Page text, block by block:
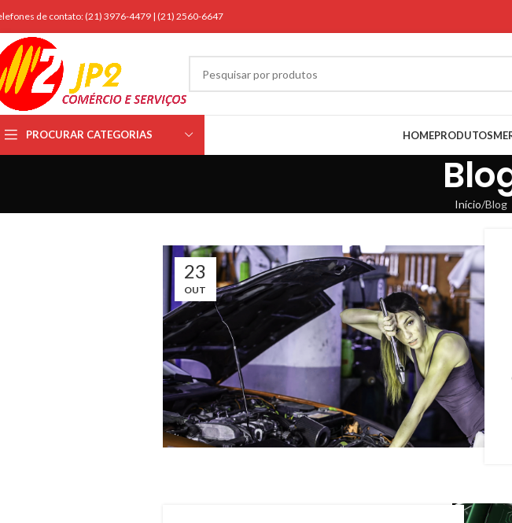
de contato: (21) 3976-4479 | (21) 2560-6647
PROCURAR CATEGORIAS HOMEPRODUTOS
Início Blog
23
OUT